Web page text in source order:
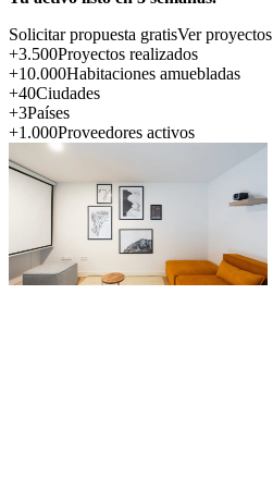
Solicitar propuesta gratisVer
+3.500Proyectos realizados
+10.000Habitaciones amuebladas
+40Ciudades
+3Países
+1.000Proveedores activos